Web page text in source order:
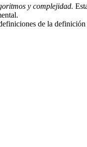
y complejidad.
de la